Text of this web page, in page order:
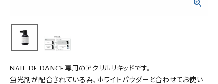
NAIL DE DANCE専用のアクリルリキッドです。
蛍光剤が配合されている為、ホワイトパウダーと合わせてお使い